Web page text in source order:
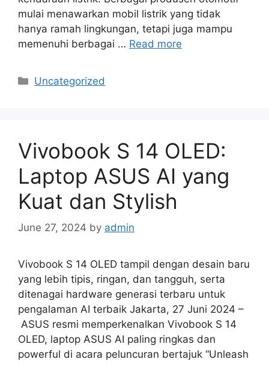
mulai menawarkan mobil listrik yang tidak
hanya ramah lingkungan, tetapi juga mampu
memenuhi berbagai … Read more
Categories
Uncategorized
Vivobook S 14 OLED:
Laptop ASUS AI yang
Kuat dan Stylish
June 27, 2024 by admin
Vivobook S 14 OLED tampil dengan desain baru
yang lebih tipis, ringan, dan tangguh, serta
ditenagai hardware generasi terbaru untuk
pengalaman AI terbaik Jakarta, 27 Juni 2024 –
ASUS resmi memperkenalkan Vivobook S 14
OLED, laptop ASUS AI paling ringkas dan
powerful di acara peluncuran bertajuk “Unleash